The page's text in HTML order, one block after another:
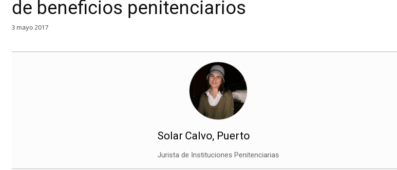
de beneficios penitenciarios
3 mayo 2017
Solar Calvo, Puerto
Jurista de Instituciones Penitenciarias